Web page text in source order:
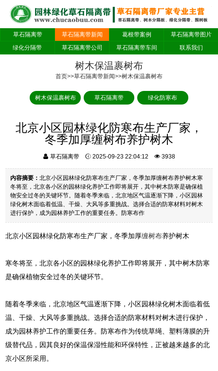
草石隔离带 草石隔离带新闻 葛根带案例
草石隔离带图片
绿化分隔带
草石隔离带公司 草石隔离带车间 联系我们
树木保温裹树布
首页>>草石隔离带新闻>>树木保温裹树布
树木保温裹树布 草石隔离带 绿化防寒布
北京小区园林绿化防寒布生产厂家，
冬季加厚缠树布养护树木
草石隔离带 2025-09-23 22:04:12 3938
内容摘要：北京小区园林绿化防寒布生产厂家，冬季加厚缠树布养护树木寒
冬将至，北京各小区的园林绿化养护工作即将展开，其中树木防寒是确保植
物安全过冬的关键环节。随着冬季来临，北京地区气温逐渐下降，小区园林
绿化树木面临着低温、干燥、大风等多重挑战。选择合适的防寒材料对树木
进行保护，成为园林养护工作的重要任务。防寒布作
北京小区园林绿化防寒布生产厂家，冬季加厚缠树布养护树木
寒冬将至，北京各小区的园林绿化养护工作即将展开，其中树木防寒
是确保植物安全过冬的关键环节。
随着冬季来临，北京地区气温逐渐下降，小区园林绿化树木面临着低
温、干燥、大风等多重挑战。选择合适的防寒材料对树木进行保护，
成为园林养护工作的重要任务。防寒布作为传统草绳、塑料薄膜的升
级替代品，因其良好的保温保湿性能和环保特性，正被越来越多的北
京小区所采用。